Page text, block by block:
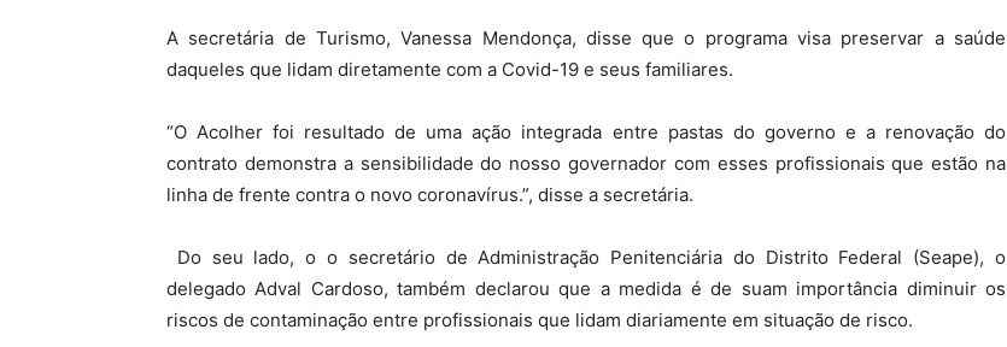
A secretária de Turismo, Vanessa Mendonça, disse que o programa visa preservar a saúde
daqueles que lidam diretamente com a Covid-19 e seus familiares.
“O Acolher foi resultado de uma ação integrada entre pastas do governo e a renovação do
contrato demonstra a sensibilidade do nosso governador com esses profissionais que estão na
linha de frente contra o novo coronavírus.”, disse a secretária.
Do seu lado, o o secretário de Administração Penitenciária do Distrito Federal (Seape), o
delegado Adval Cardoso, também declarou que a medida é de suam importância diminuir os
riscos de contaminação entre profissionais que lidam diariamente em situação de risco.